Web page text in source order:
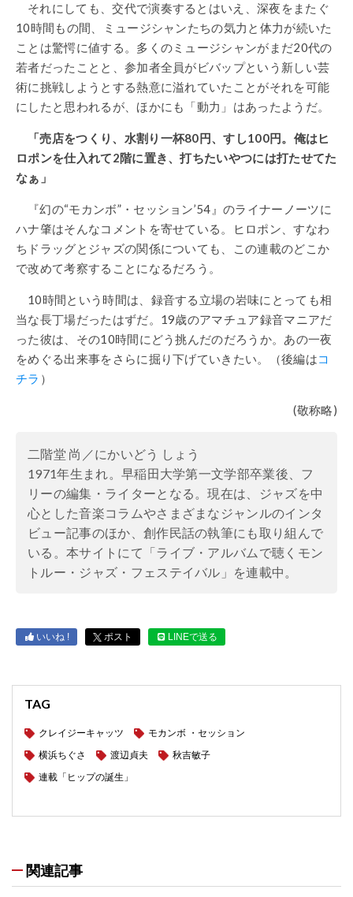
それにしても、交代で演奏するとはいえ、深夜をまたぐ
10時間もの間、ミュージシャンたちの気力と体力が続いた
ことは驚愕に値する。多くのミュージシャンがまだ20代の
若者だったことと、参加者全員がビバップという新しい芸
術に挑戦しようとする熱意に溢れていたことがそれを可能
にしたと思われるが、ほかにも「動力」はあったようだ。
「売店をつくり、水割り一杯80円、すし100円。俺はヒ
ロポンを仕入れて2階に置き、打ちたいやつには打たせてた
なぁ」
『幻の“モカンボ”・セッション’54』のライナーノーツに
ハナ肇はそんなコメントを寄せている。ヒロポン、すなわ
ちドラッグとジャズの関係についても、この連載のどこか
で改めて考察することになるだろう。
10時間という時間は、録音する立場の岩味にとっても相
当な長丁場だったはずだ。19歳のアマチュア録音マニアだ
った彼は、その10時間にどう挑んだのだろうか。あの一夜
をめぐる出来事をさらに掘り下げていきたい。（後編はコ
チラ ）
(敬称略)
二階堂 尚／にかいどう しょう
1971年生まれ。早稲田大学第一文学部卒業後、フ
リーの編集・ライターとなる。現在は、ジャズを中
心とした音楽コラムやさまざまなジャンルのインタ
ビュー記事のほか、創作民話の執筆にも取り組んで
いる。本サイトにて「ライブ・アルバムで聴くモン
トルー・ジャズ・フェステイバル」を連載中。
いいね ! ポスト LINEで送る
TAG
クレイジーキャッツ
モカンボ ・セッション
横浜ちぐさ
渡辺貞夫
秋吉敏子
連載「ヒップの誕生」
関連記事